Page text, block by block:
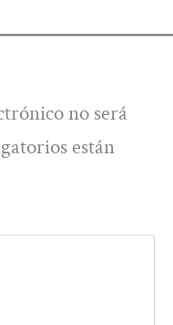
no será
están